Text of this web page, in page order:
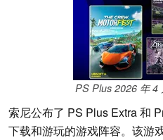
PS Plus 2026 年 4
索尼公布了 PS Plus Extra 和
下载和游玩的游戏阵容。该游